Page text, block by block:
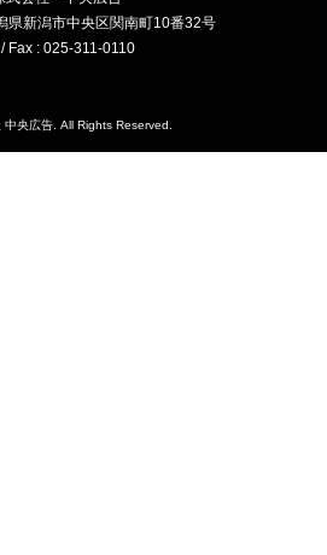
県新潟市中央区関南町10番32号
Fax : 025-311-0110
中央広告 . All Rights Reserved.